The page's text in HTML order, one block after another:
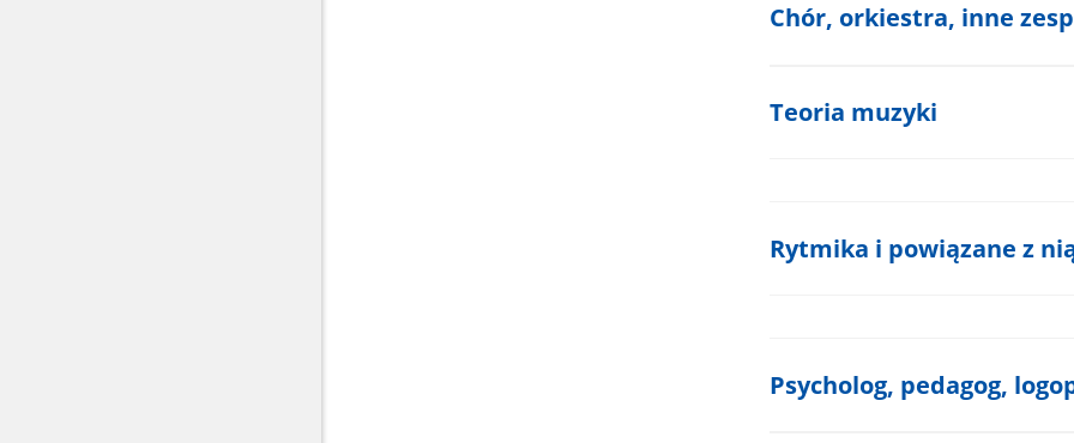
Chór, orkiestra, inne
Teoria muzyki
Rytmika i powiązane z
Psycholog, pedagog,